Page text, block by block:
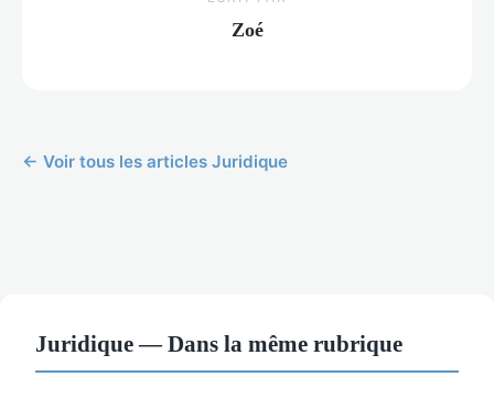
Zoé
← Voir tous les articles Juridique
Juridique — Dans la même rubrique